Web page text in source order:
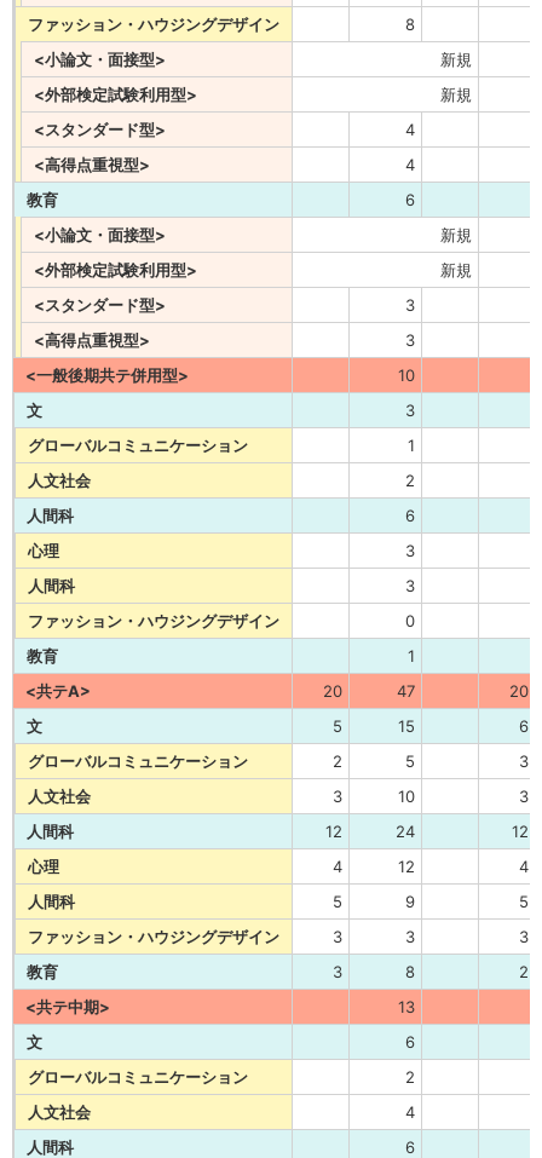
ファッション・ハウジングデザイン
8
<小論文・面接型>
新規
<外部検定試験利用型>
新規
<スタンダード型>
4
<高得点重視型>
4
教育
6
<小論文・面接型>
新規
<外部検定試験利用型>
新規
<スタンダード型>
3
<高得点重視型>
3
<一般後期共テ併用型>
10
文
3
グローバルコミュニケーション
1
人文社会
2
人間科
6
心理
3
人間科
3
ファッション・ハウジングデザイン
0
教育
1
<共テA>
20 47
20
文
5 15
6
グローバルコミュニケーション
2 5
3
人文社会
3 10
3
人間科
12 24
12
心理
4 12
4
人間科
5 9
5
ファッション・ハウジングデザイン
3 3
3
教育
3 8
2
<共テ中期>
13
文
6
グローバルコミュニケーション
2
人文社会
4
人間科
6